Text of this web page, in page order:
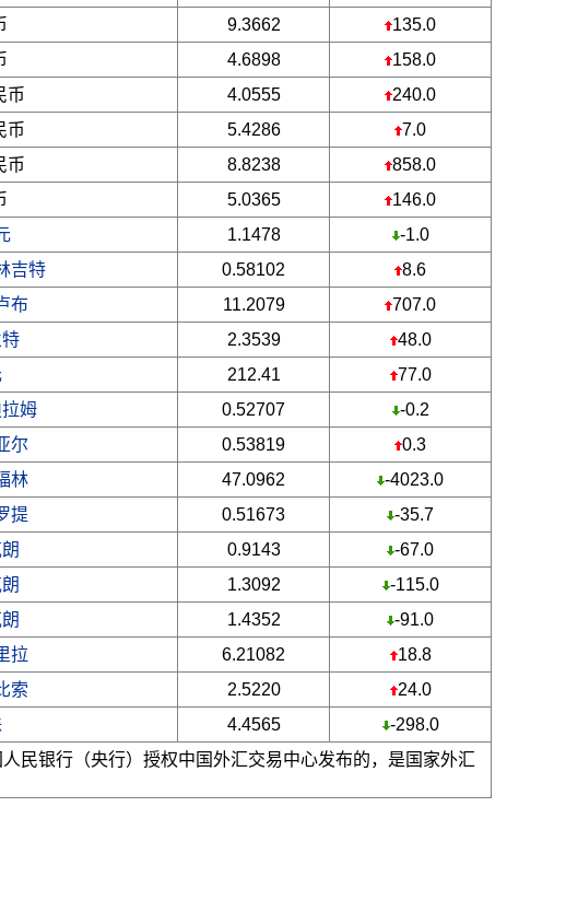
9.3662
135.0
4.6898
158.0
币 4.0555
240.0
币 5.4286
7.0
币 8.8238
858.0
5.0365
146.0
1.1478
-1.0
吉特 0.58102
8.6
布 11.2079
707.0
2.3539
48.0
212.41
77.0
姆 0.52707
-0.2
尔 0.53819
0.3
林 47.0962
-4023.0
提 0.51673
-35.7
0.9143
-67.0
1.3092
-115.0
1.4352
-91.0
拉 6.21082
18.8
索 2.5220
24.0
4.4565
-298.0
民银行（央行）授权中国外汇交易中心发布的，是国家外汇